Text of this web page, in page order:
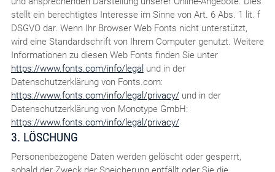
stellt ein berechtigtes Interesse im Sinne von Art. 6 Abs. 1 lit. f
DSGVO dar. Wenn Ihr Browser Web Fonts nicht unterstützt,
wird eine Standardschrift von Ihrem Computer genutzt. Weitere
Informationen zu diesen Web Fonts finden Sie unter
https://www.fonts.com/info/legal und in der
Datenschutzerklärung von Fonts.com:
https://www.fonts.com/info/legal/privacy/und in der
Datenschutzerklärung von Monotype GmbH:
https://www.fonts.com/info/legal/privacy/
3. LÖSCHUNG
Personenbezogene Daten werden gelöscht oder gesperrt,